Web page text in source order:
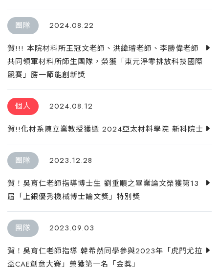
團隊 2024.08.22
賀!!! 本院材料所王冠文老師、洪緯璿老師、李勝偉老師
共同領軍材料所師生團隊，榮獲「東元淨零排放科技國際
競賽」勝一節能創新獎
個人 2024.08.12
賀!!化材系陳立業教授獲選 2024亞太材料學院 新科院士
團隊 2023.12.28
賀！吳育仁老師指導博士生 劉重順之畢業論文榮獲第13
屆「上銀優秀機械博士論文獎」特別獎
團隊 2023.09.03
賀！吳育仁老師指導 韓希然同學參與2023年「虎門尤拉
盃CAE創意大賽」榮獲第一名「金獎」